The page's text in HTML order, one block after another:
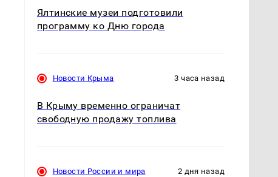
Ялтинские музеи подготовили
программу ко Дню города
Новости Крыма 3 часа назад
В Крыму временно ограничат
свободную продажу топлива
Новости России и мира 2 дня назад